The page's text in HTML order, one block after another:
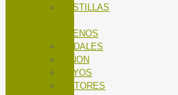
PASTILLAS
FRENOS
PEDALES
PIÑON
RAYOS
ROTORES